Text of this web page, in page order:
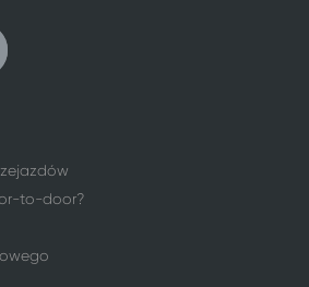
to-door?